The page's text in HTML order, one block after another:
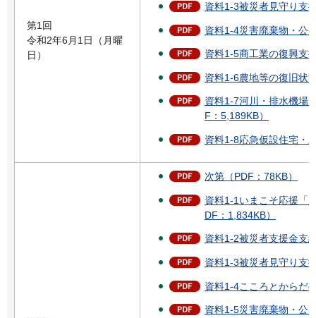
第1回
令和2年6月1日（月曜
日）
資料1-3被災者見守り支
資料1-4災害廃棄物・公
資料1-5商工業の復興支
資料1-6農地等の復旧状
資料1-7河川・排水機場
F：5,189KB）
資料1-8応急仮設住宅・
次第（PDF：78KB）
資料1-1いまこそ応援「
DF：1,834KB）
資料1-2被災者支援金支
資料1-3被災者見守り支
資料1-4こころとからだ
資料1-5災害廃棄物・公